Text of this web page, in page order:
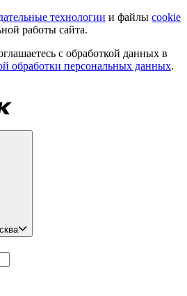
технологии и файлы cookie
работы сайта.
с обработкой данных в
обработки персональных данных.